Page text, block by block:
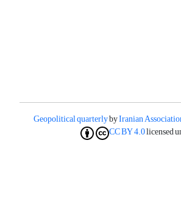
Geopolitical quarterlybyIranian
licensed
CC BY 4.0